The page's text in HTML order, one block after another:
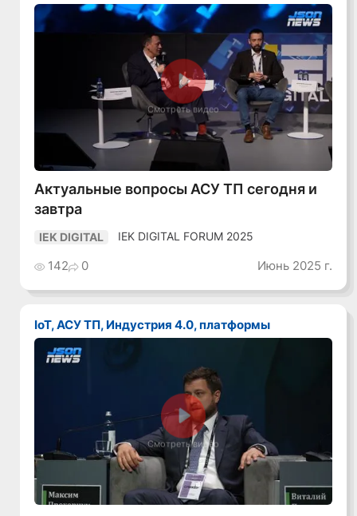
Смотреть видео
Актуальные вопросы АСУ ТП сегодня и
завтра
IEK DIGITAL IEK DIGITAL FORUM 2025
142 0 Июнь 2025 г.
IoT, АСУ ТП, Индустрия 4.0, платформы
Смотреть видео